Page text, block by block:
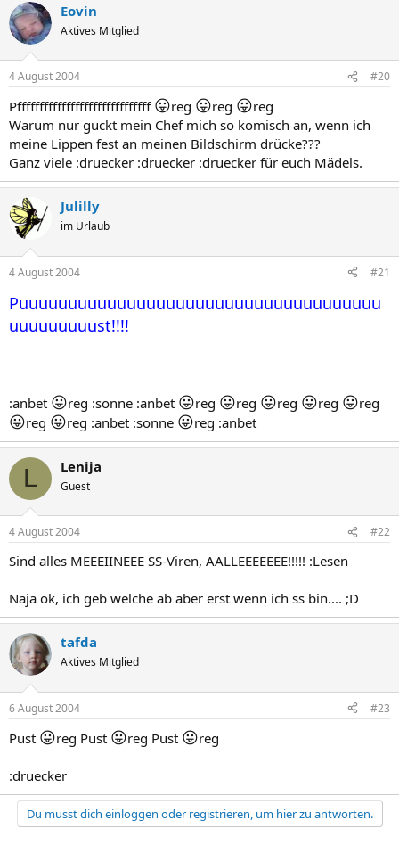
Eovin
Aktives Mitglied
4 August 2004 #20
Pffffffffffffffffffffffffffffff 😛reg 😛reg 😛reg
Warum nur guckt mein Chef mich so komisch an, wenn ich
meine Lippen fest an meinen Bildschirm drücke???
Ganz viele :druecker :druecker :druecker für euch Mädels.
Julilly
im Urlaub
4 August 2004 #21
Puuuuuuuuuuuuuuuuuuuuuuuuuuuuuuuuuuuuu
uuuuuuuuust!!!!
:anbet 😛reg :sonne :anbet 😛reg 😛reg 😛reg 😛reg 😛reg
😛reg 😛reg :anbet :sonne 😛reg :anbet
L Lenija
Guest
4 August 2004 #22
Sind alles MEEEIINEEE SS-Viren, AALLEEEEEEE!!!!! :Lesen
Naja ok, ich geb welche ab aber erst wenn ich ss bin.... ;D
tafda
Aktives Mitglied
6 August 2004 #23
Pust 😛reg Pust 😛reg Pust 😛reg
:druecker
Du musst dich einloggen oder registrieren, um hier zu antworten.